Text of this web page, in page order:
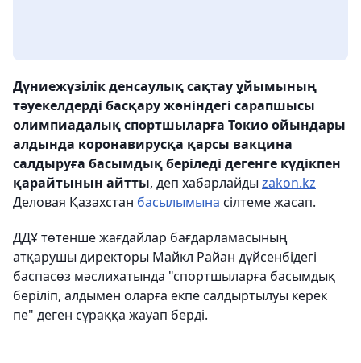
Дүниежүзілік денсаулық сақтау ұйымының
тәуекелдерді басқару жөніндегі сарапшысы
олимпиадалық спортшыларға Токио ойындары
алдында коронавирусқа қарсы вакцина
салдыруға басымдық беріледі дегенге күдікпен
қарайтынын айтты, деп хабарлайды zakon.kz
Деловая Қазахстан басылымына сілтеме жасап.
ДДҰ төтенше жағдайлар бағдарламасының
атқарушы директоры Майкл Райан дүйсенбідегі
баспасөз мәслихатында "спортшыларға басымдық
беріліп, алдымен оларға екпе салдыртылуы керек
пе" деген сұраққа жауап берді.